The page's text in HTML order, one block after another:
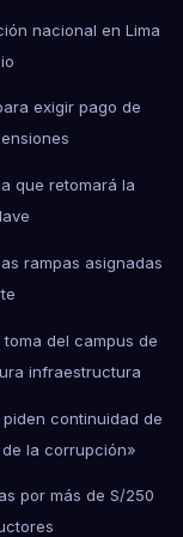
nacional en Lima
exigir pago de
que retomará la
rampas asignadas
del campus de
infraestructura
continuidad de
la corrupción»
por más de S/250